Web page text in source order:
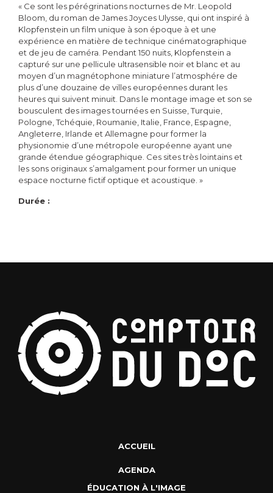
« Ce sont les pérégrinations nocturnes de Mr. Leopold
Bloom, du roman de James Joyces Ulysse, qui ont inspiré à
Klopfenstein un film unique à son époque à et une
expérience en matière de technique cinématographique
et de jeu de caméra. Pendant 150 nuits, Klopfenstein a
capturé sur une pellicule ultrasensible noir et blanc et au
moyen d’un magnétophone miniature l’atmosphére de
plus d’une douzaine de villes européennes durant les
heures qui suivent minuit. Dans le montage image et son se
bousculent des images tournées en Suisse, Turquie,
Pologne, Tchéquie, Roumanie, Italie, France, Espagne,
Angleterre, Irlande et Allemagne pour former la
physionomie d’une métropole européenne ayant une
grande étendue géographique. Ces sites très lointains et
les sons originaux s’amalgament pour former un unique
espace nocturne fictif optique et acoustique. »
Durée :
ACCUEIL
AGENDA
ÉDUCATION À L'IMAGE